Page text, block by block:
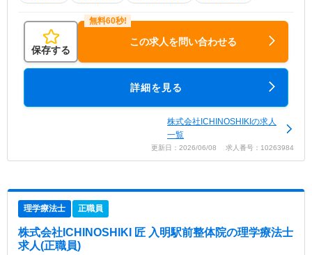
保存する
この求人を問い合わせる
詳細を見る
株式会社ICHINOSHIKIの求人
一覧
更新日：2026/06/08 求人番号：10263984
理学療法士 正職員
株式会社ICHINOSHIKI 匠 入明駅前整体院の理学療法士
求人(正職員)